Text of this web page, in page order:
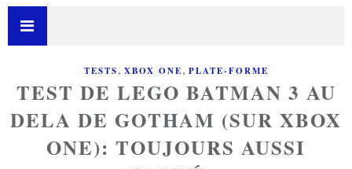
TESTS, XBOX ONE, PLATE-FORME
TEST DE LEGO BATMAN 3 AU
DELA DE GOTHAM (SUR XBOX
ONE): TOUJOURS AUSSI